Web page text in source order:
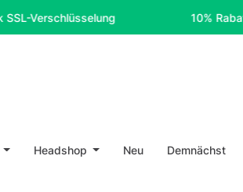
10% Rabatt bei
Headshop Neu Demnächst